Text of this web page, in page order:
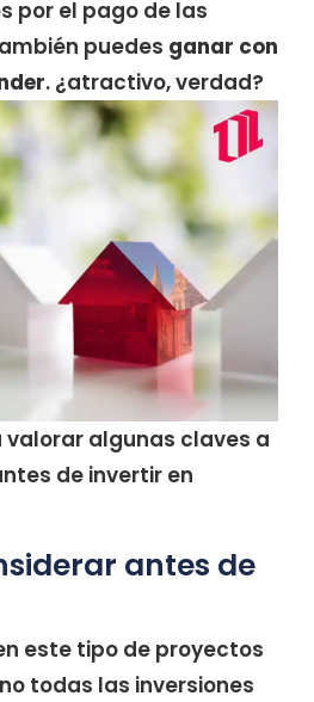
por el pago de las
puedes ganar con
. ¿atractivo, verdad?
valorar algunas claves a
de invertir en
antes de
este tipo de proyectos
todas las inversiones